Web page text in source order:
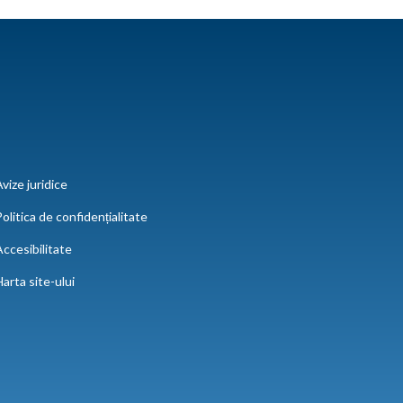
juridice
de confidențialitate
site-ului